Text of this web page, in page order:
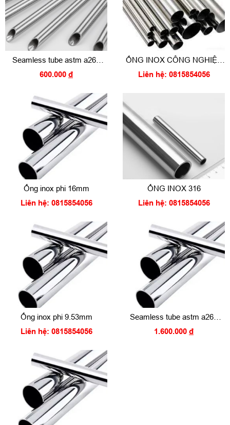
Seamless tube astm a269
a213 TP316 1/4
600.000 đ
ỐNG INOX CÔNG NGHIỆP
304
Liên hệ: 0815854056
Ống inox phi 16mm
Liên hệ: 0815854056
ỐNG INOX 316
Liên hệ: 0815854056
Ống inox phi 9.53mm
Liên hệ: 0815854056
Seamless tube astm a269
a213 TP304 tp316 25.4mm
1.600.000 đ